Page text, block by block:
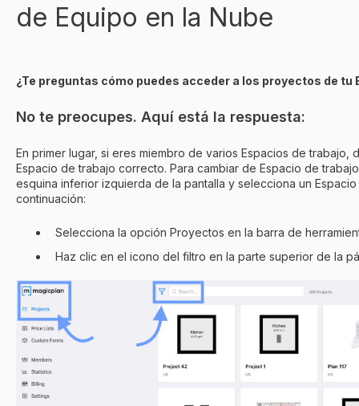
de Equipo en la Nube
¿Te preguntas cómo puedes acceder a los proyectos de tu
No te preocupes. Aquí está la respuesta:
En primer lugar, si eres miembro de varios Espacios de
Espacio de trabajo correcto. Para cambiar de Espacio de
esquina inferior izquierda de la pantalla y selecciona un
continuación:
Selecciona la opción Proyectos en la barra de
Haz clic en el icono del filtro en la parte superior de la